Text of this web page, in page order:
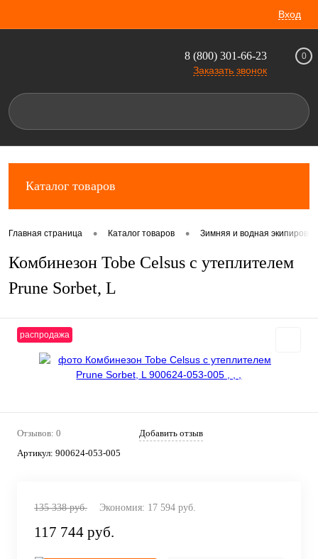
Вход
8 (800) 301-66-23
Заказать звонок
0
Каталог товаров
Главная страница • Каталог товаров • Зимняя и водная
Комбинезон Tobe Celsus с утеплителем
Prune Sorbet, L
распродажа
Отзывов: 0
Добавить отзыв
Артикул: 900624-053-005
135 338 руб. Экономия: 17 594 руб.
117 744 руб.